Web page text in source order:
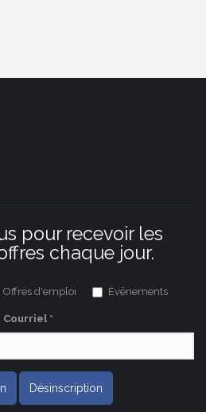
pour recevoir les
chaque jour.
Offres d'emploi Événements
Courriel *
Désinscription